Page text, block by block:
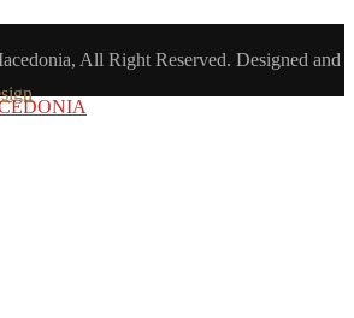
All Right Reserved. Designed and